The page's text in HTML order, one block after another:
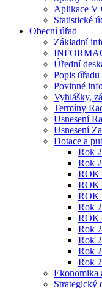
Aplikace V
Statistické
Obecní úřad
Základní
Úřední
Popis úřadu
Povinné
Vyhlášky,
Termíny
Usnesení
Usnesení
Dotace a
Rok
Rok
ROK
ROK
ROK
Rok
ROK
Rok
Rok
Rok
Rok
Ekonomika
Strategický